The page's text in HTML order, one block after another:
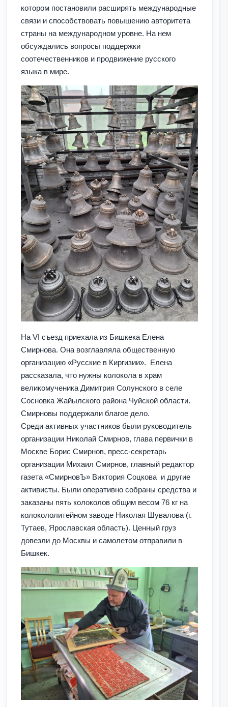
котором постановили расширять международные
связи и способствовать повышению авторитета
страны на международном уровне. На нем
обсуждались вопросы поддержки
соотечественников и продвижение русского
языка в мире.
На VI съезд приехала из Бишкека Елена
Смирнова. Она возглавляла общественную
организацию «Русские в Киргизии». Елена
рассказала, что нужны колокола в храм
великомученика Димитрия Солунского в селе
Сосновка Жайылского района Чуйской области.
Смирновы поддержали благое дело.
Среди активных участников были руководитель
организации Николай Смирнов, глава первички в
Москве Борис Смирнов, пресс-секретарь
организации Михаил Смирнов, главный редактор
газета «СмирновЪ» Виктория Соцкова и другие
активисты. Были оперативно собраны средства и
заказаны пять колоколов общим весом 76 кг на
колокололитейном заводе Николая Шувалова (г.
Тутаев, Ярославская область). Ценный груз
довезли до Москвы и самолетом отправили в
Бишкек.